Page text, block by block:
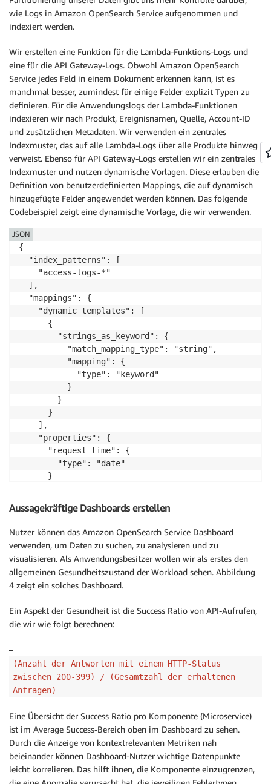
wie Logs in Amazon OpenSearch Service aufgenommen und
indexiert werden.
Wir erstellen eine Funktion für die Lambda-Funktions-Logs und
eine für die API Gateway-Logs. Obwohl Amazon OpenSearch
Service jedes Feld in einem Dokument erkennen kann, ist es
manchmal besser, zumindest für einige Felder explizit Typen zu
definieren. Für die Anwendungslogs der Lambda-Funktionen
indexieren wir nach Produkt, Ereignisnamen, Quelle, Account-ID
und zusätzlichen Metadaten. Wir verwenden ein zentrales
Indexmuster, das auf alle Lambda-Logs über alle Produkte hinweg
verweist. Ebenso für API Gateway-Logs erstellen wir ein zentrales
Indexmuster und nutzen dynamische Vorlagen. Diese erlauben die
Definition von benutzerdefinierten Mappings, die auf dynamisch
hinzugefügte Felder angewendet werden können. Das folgende
Codebeispiel zeigt eine dynamische Vorlage, die wir verwenden.
{
  "index_patterns": [
    "access-logs-*"
  ],
  "mappings": {
    "dynamic_templates": [
      {
        "strings_as_keyword": {
          "match_mapping_type": "string",
          "mapping": {
            "type": "keyword"
          }
        }
      }
    ],
    "properties": {
      "request_time": {
        "type": "date"
      }
}
JSON
Aussagekräftige Dashboards erstellen
Nutzer können das Amazon OpenSearch Service Dashboard
verwenden, um Daten zu suchen, zu analysieren und zu
visualisieren. Als Anwendungsbesitzer wollen wir als erstes den
allgemeinen Gesundheitszustand der Workload sehen. Abbildung
4 zeigt ein solches Dashboard.
Ein Aspekt der Gesundheit ist die Success Ratio von API-Aufrufen,
die wir wie folgt berechnen:
–
(Anzahl der Antworten mit einem HTTP-Status
zwischen 200-399) / (Gesamtzahl der erhaltenen
Anfragen)
Eine Übersicht der Success Ratio pro Komponente (Microservice)
ist im Average Success-Bereich oben im Dashboard zu sehen.
Durch die Anzeige von kontextrelevanten Metriken nah
beieinander können Dashboard-Nutzer wichtige Datenpunkte
leicht korrelieren. Das hilft ihnen, die Komponente einzugrenzen,